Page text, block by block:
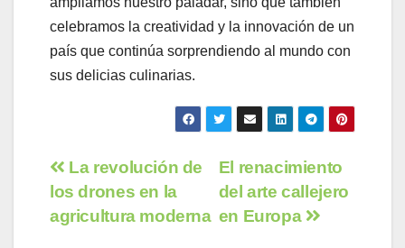
celebramos la creatividad y la innovación de un
país que continúa sorprendiendo al mundo con
sus delicias culinarias.
Navegación
de
El renacimiento
del arte callejero
en Europa
La revolución de
los drones en la
agricultura moderna